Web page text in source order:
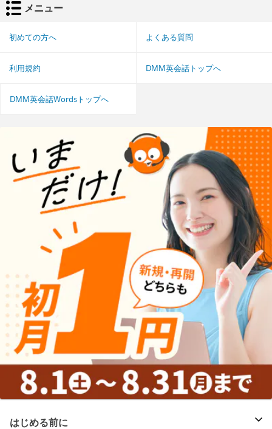
メニュー
初めての方へ よくある質問
利用規約 DMM英会話トップへ
DMM英会話Wordsトップへ
はじめる前に